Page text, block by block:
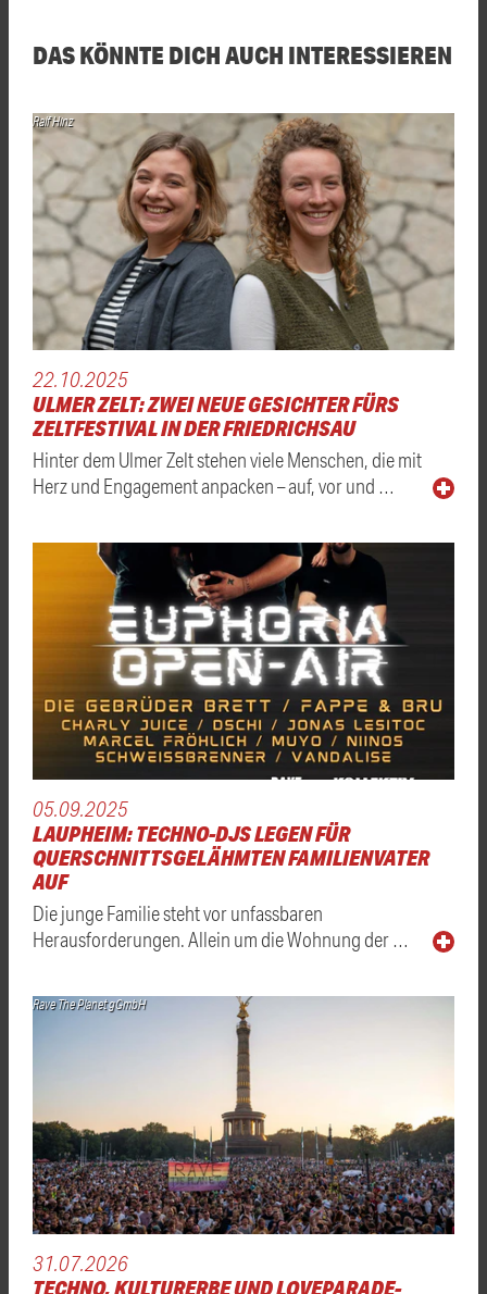
DAS KÖNNTE DICH AUCH INTERESSIEREN
Ralf Hinz
22.10.2025
ULMER ZELT: ZWEI NEUE GESICHTER FÜRS
ZELTFESTIVAL IN DER FRIEDRICHSAU
Hinter dem Ulmer Zelt stehen viele Menschen, die mit
Herz und Engagement anpacken – auf, vor und …
05.09.2025
LAUPHEIM: TECHNO-DJS LEGEN FÜR
QUERSCHNITTSGELÄHMTEN FAMILIENVATER
AUF
Die junge Familie steht vor unfassbaren
Herausforderungen. Allein um die Wohnung der …
Rave The Planet gGmbH
31.07.2026
TECHNO, KULTURERBE UND LOVEPARADE-